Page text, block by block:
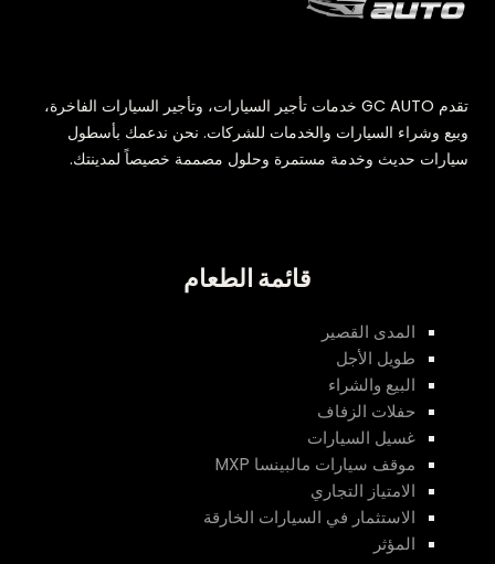
تقدم GC AUTO خدمات تأجير السيارات، وتأجير السيارات الفاخرة،
وبيع وشراء السيارات والخدمات للشركات. نحن ندعمك بأسطول
سيارات حديث وخدمة مستمرة وحلول مصممة خصيصاً لمدينتك.
قائمة الطعام
المدى القصير
طويل الأجل
البيع والشراء
حفلات الزفاف
غسيل السيارات
موقف سيارات مالبينسا MXP
الامتياز التجاري
الاستثمار في السيارات الخارقة
المؤثر